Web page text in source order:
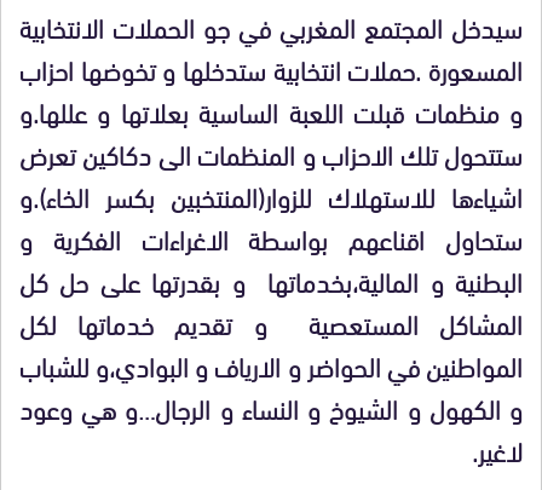
سيدخل المجتمع المغربي في جو الحملات الانتخابية
المسعورة .حملات انتخابية ستدخلها و تخوضها احزاب
و منظمات قبلت اللعبة الساسية بعلاتها و عللها.و
ستتحول تلك الاحزاب و المنظمات الى دكاكين تعرض
اشياءها للاستهلاك للزوار(المنتخبين بكسر الخاء).و
ستحاول اقناعهم بواسطة الاغراءات الفكرية و
البطنية و المالية،بخدماتها و بقدرتها على حل كل
المشاكل المستعصية و تقديم خدماتها لكل
المواطنين في الحواضر و الارياف و البوادي،و للشباب
و الكهول و الشيوخ و النساء و الرجال…و هي وعود
لاغير.